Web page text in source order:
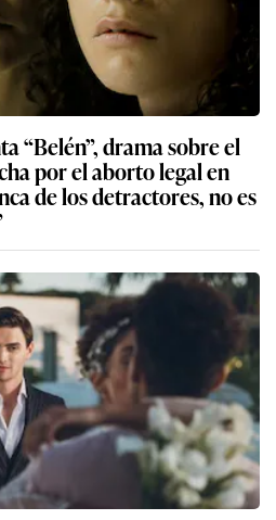
“Belén”, drama sobre el
por el aborto legal en
de los detractores, no es